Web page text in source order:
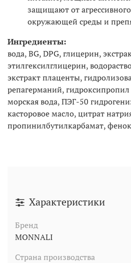
защищают от
окружающей среды и
Ингредиенты:
вода, BG, DPG, глицерин,
этилгексилглицерин,
экстракт плаценты,
репагерманий,
морская вода, ПЭГ-50
касторовое масло, цитрат
пропинилбутилкарбамат,
Характеристики
Бренд
MONNALI
Страна производства